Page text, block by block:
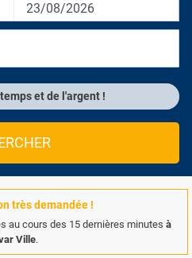
23/08/2026
et de l'argent !
très demandée !
au cours des 15 dernières minutes à
Ville.